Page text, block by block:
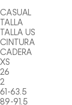
CASUAL
TALLA
TALLA US
CINTURA
CADERA
XS
26
2
61-63.5
89-91.5